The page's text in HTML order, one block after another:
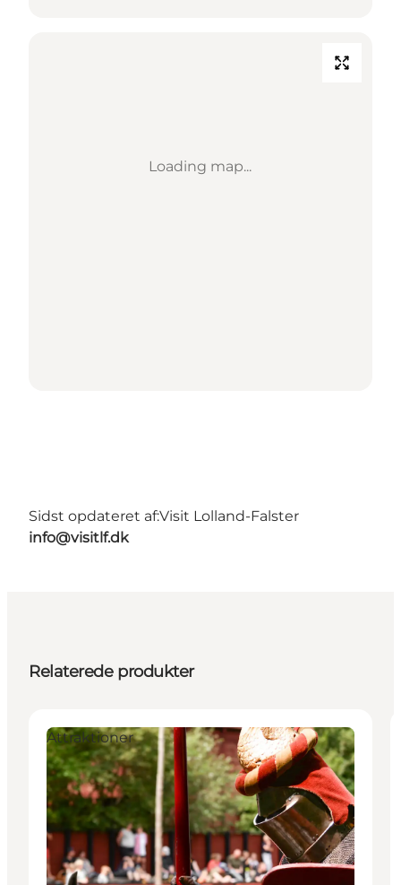
Loading map...
Sidst opdateret af:Visit Lolland-Falster
info@visitlf.dk
Relaterede produkter
Attraktioner